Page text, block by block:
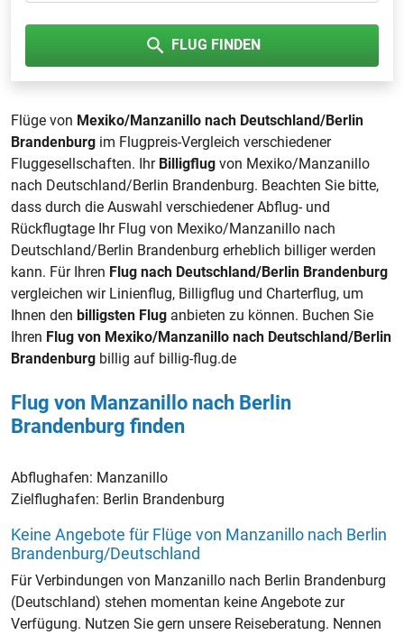
FLUG FINDEN
Flüge von Mexiko/Manzanillo nach Deutschland/Berlin
Brandenburg im Flugpreis-Vergleich verschiedener
Fluggesellschaften. Ihr Billigflug von Mexiko/Manzanillo
nach Deutschland/Berlin Brandenburg. Beachten Sie bitte,
dass durch die Auswahl verschiedener Abflug- und
Rückflugtage Ihr Flug von Mexiko/Manzanillo nach
Deutschland/Berlin Brandenburg erheblich billiger werden
kann. Für Ihren Flug nach Deutschland/Berlin Brandenburg
vergleichen wir Linienflug, Billigflug und Charterflug, um
Ihnen den billigsten Flug anbieten zu können. Buchen Sie
Ihren Flug von Mexiko/Manzanillo nach Deutschland/Berlin
Brandenburg billig auf billig-flug.de
Flug von Manzanillo nach Berlin
Brandenburg finden
Abflughafen: Manzanillo
Zielflughafen: Berlin Brandenburg
Keine Angebote für Flüge von Manzanillo nach Berlin
Brandenburg/Deutschland
Für Verbindungen von Manzanillo nach Berlin Brandenburg
(Deutschland) stehen momentan keine Angebote zur
Verfügung. Nutzen Sie gern unsere Reiseberatung. Nennen